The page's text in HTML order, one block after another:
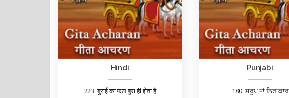
Hindi
223. बुराई का फल बुरा ही होता है
Punjabi
180. ਸਰੂਪ ਜਾਂ ਨਿਰਾਕਾਰ